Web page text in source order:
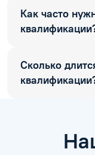
Как часто
Сколько